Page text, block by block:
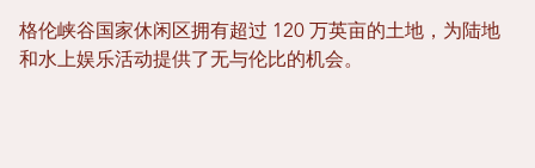
格伦峡谷国家休闲区拥有超过 120 万英亩的土地，为陆地
和水上娱乐活动提供了无与伦比的机会。